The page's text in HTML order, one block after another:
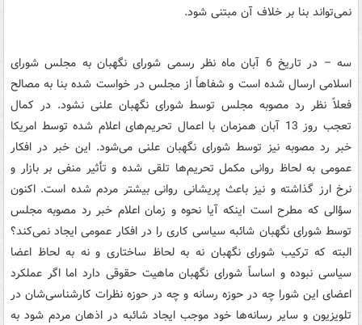
نمی‌تواند بنا بر خلاف آن مبتنی شود.
سه – در تاریخ 6 آبان ماه نظر رسمی شورای نگهبان به مجلس شورای
اسلامی ارسال شده است و شفاهاً از مجلس در خواست شده بنا به مصالح
فعلاً نظر رد مصوبه مجلس توسط شورای نگهبان علنی نشود. در کمال
تعجب روز 13 آبان همزمان با اعمال تحریم‌های اعلام شده توسط امریکا
خبر رد مصوبه نیز توسط شورای نگهبان علنی می‌شود. این خبر در افکار
عمومی به لحاظ روانی مکمل تحریم‌ها تلقی شده و تأثیر منفی بر بازار و
نرخ ارز گذاشته و نیز باعث پریشانی روانی بیشتر مردم شده است. اکنون
سؤالی که مطرح است اینکه آیا نحوه و زمان اعلام خبر رد مصوبه مجلس
توسط شورای نگهبان شائبه سیاسی کاری را در افکار عمومی ایجاد نمی‌کند؟
البته که ترکیب شورای نگهبان نه به لحاظ ساختاری و نه به لحاظ اعضا
سیاسی نبوده و اساساً شورای نگهبان ماهیت حقوقی دارد اما اگر عملکرد
اعضای این شورا چه در حوزه رسانه و چه در حوزه نظرات کارشناسی‌شان در
تلویزیون و سایر رسانه‌ها خود موجب ایجاد شائبه در اذهان مردم شود به